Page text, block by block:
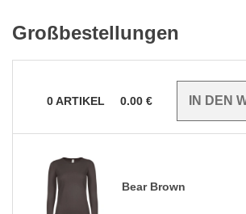
Großbestellungen
0ARTIKEL 0.00 €
Bear Brown